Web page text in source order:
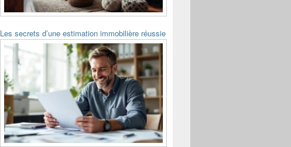
Les secrets d’une estimation immobilière réussie